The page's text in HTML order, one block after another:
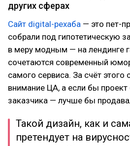
других сферах
Сайт digital-рехаба — это пет-
собрали под гипотетическую
в меру модным — на лендинге
сочетаются современный
самого сервиса. За счёт этого
внимание ЦА, а если бы
заказчика — лучше бы
Такой дизайн, как и
претендует на